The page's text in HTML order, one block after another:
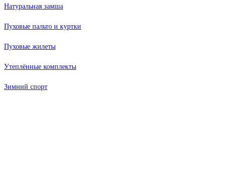
Натуральная замша
Пуховые пальто и куртки
Пуховые жилеты
Утеплённые комплекты
Зимний спорт